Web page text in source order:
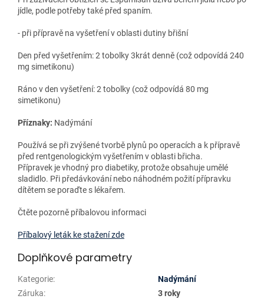
jídle, podle potřeby také před spaním.
- při přípravě na vyšetření v oblasti dutiny břišní
Den před vyšetřením: 2 tobolky 3krát denně (což odpovídá 240
mg simetikonu)
Ráno v den vyšetření: 2 tobolky (což odpovídá 80 mg
simetikonu)
Příznaky: Nadýmání
Používá se při zvýšené tvorbě plynů po operacích a k přípravě
před rentgenologickým vyšetřením v oblasti břicha.
Přípravek je vhodný pro diabetiky, protože obsahuje umělé
sladidlo. Při předávkování nebo náhodném požití přípravku
dítětem se poraďte s lékařem.
Čtěte pozorně příbalovou informaci
Příbalový leták ke stažení zde
Doplňkové parametry
Kategorie:
Nadýmání
Záruka:
3 roky